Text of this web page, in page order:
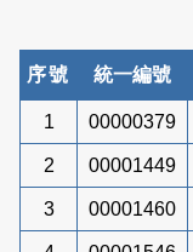
序號 統一編號
1 00000379
2 00001449
3 00001460